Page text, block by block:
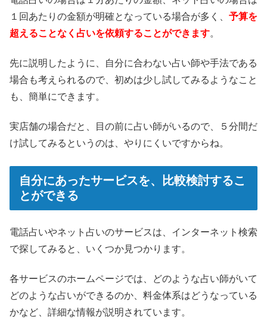
１回あたりの金額が明確となっている場合が多く、 予算を
超えることなく占いを依頼することができます。
先に説明したように、自分に合わない占い師や手法である
場合も考えられるので、初めは少し試してみるようなこと
も、簡単にできます。
実店舗の場合だと、目の前に占い師がいるので、５分間だ
け試してみるというのは、やりにくいですからね。
自分にあったサービスを、比較検討するこ
とができる
電話占いやネット占いのサービスは、インターネット検索
で探してみると、いくつか見つかります。
各サービスのホームページでは、どのような占い師がいて
どのような占いができるのか、料金体系はどうなっている
かなど、詳細な情報が説明されています。